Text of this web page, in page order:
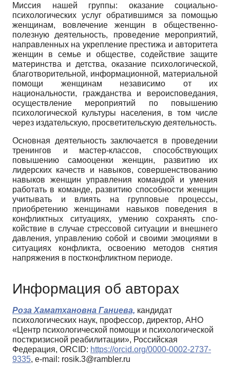
Миссия нашей группы: оказание социально-
психологических услуг об­ратившимся за помощью
женщинам, вовлечение женщин в общественно-
полезную деятельность, проведение мероприятий,
направленных на укре­пление престижа и авторитета
женщин в семье и обществе, содействие за­щите
материнства и детства, оказание психологической,
благотворитель­ной, информационной, материальной
помощи женщинам независимо от их
национальности, гражданства и вероисповедания,
осуществление меро­приятий по повышению
психологической культуры населения, в том числе
через издательскую, просветительскую деятельность.
Основная деятельность заключается в проведении
тренингов и мастер-классов, способствующих
повышению самооценки женщин, развитию их
лидерских качеств и навыков, совершенствованию
навыков женщин управления командой и умения
работать в команде, развитию способности жен­щин
учитывать и влиять на групповые процессы,
приобретению женщина­ми навыков поведения в
конфликтных ситуациях, умению сохранять спо­
койствие в случае стрессовой ситуации и внешнего
давления, управлению собой и своими эмоциями в
ситуациях конфликта, освоению методов сня­тия
напряжения в постконфликтном периоде.
Информация об авторах
Роза Хаматхановна Ганиева, кандидат
психологических наук, профессор, директор, АНО
«Центр психологической помощи и психологической
посткризисной реабилитации», Российская
Федерация, ORCID: https://orcid.org/0000-0002-2737-
9335, e-mail: rosik.3@rambler.ru